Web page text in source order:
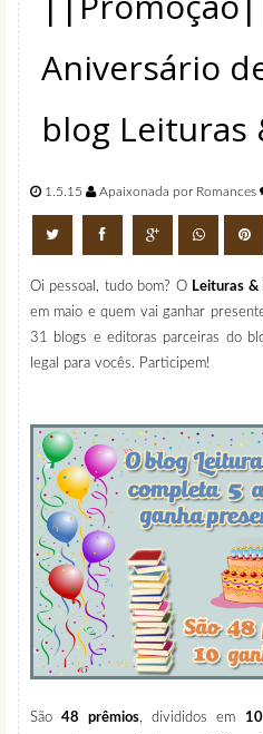
Aniversário
blog Leituras
1.5.15 Apaixonada por Romances
Oi pessoal, tudo bom? O Leituras &
em maio e quem vai ganhar
31 blogs e editoras parceiras do
legal para vocês. Participem!
São48 prêmios, divididos em